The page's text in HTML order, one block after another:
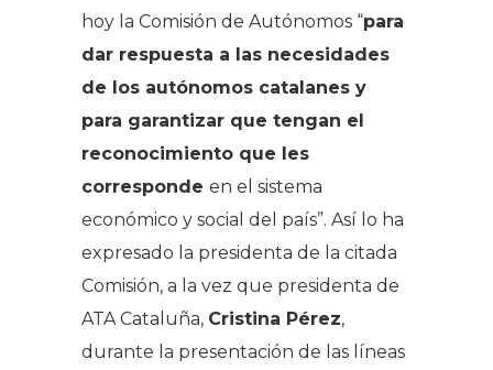
hoy la Comisión de Autónomos “para
dar respuesta a las necesidades
de los autónomos catalanes y
para garantizar que tengan el
reconocimiento que les
corresponde en el sistema
económico y social del país”. Así lo ha
expresado la presidenta de la citada
Comisión, a la vez que presidenta de
ATA Cataluña, Cristina Pérez,
durante la presentación de las líneas